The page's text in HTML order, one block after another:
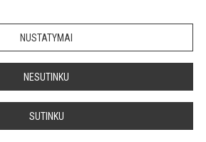
NUSTATYMAI
NESUTINKU
SUTINKU